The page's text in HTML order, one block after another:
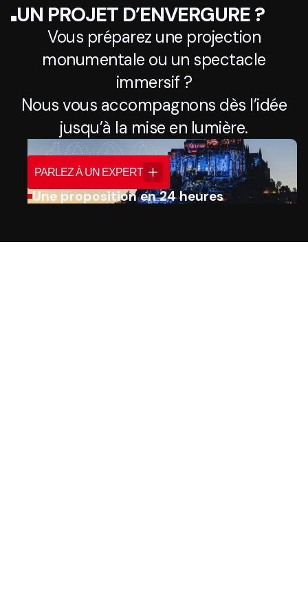
UN PROJET D’ENVERGURE ?
Vous préparez une projection
monumentale ou un spectacle
immersif ?
Nous vous accompagnons dès l’idée
jusqu’à la mise en lumière.
PARLEZ À UN EXPERT
Une proposition en 24 heures